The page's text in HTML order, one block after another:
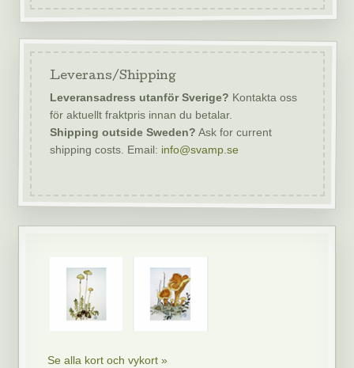
Leverans/Shipping
Leveransadress utanför Sverige? Kontakta oss
för aktuellt fraktpris innan du betalar.
Shipping outside Sweden? Ask for current
shipping costs. Email: info@svamp.se
Se alla kort och vykort »